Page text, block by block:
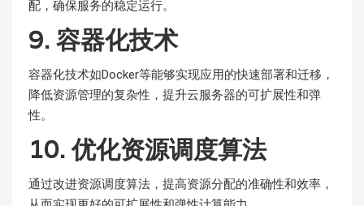
配，确保服务的稳定运行。
9. 容器化技术
容器化技术如Docker等能够实现应用的快速部署和迁移，
降低资源管理的复杂性，提升云服务器的可扩展性和弹
性。
10. 优化资源调度算法
通过改进资源调度算法，提高资源分配的准确性和效率，